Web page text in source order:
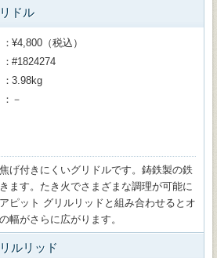
ドル
¥4,800（税込）
#1824274
3.98kg
－
げ付きにくいグリドルです。鋳鉄製の鉄
ます。たき火でさまざまな調理が可能に
ピット グリルリッドと組み合わせるとオ
幅がさらに広がります。
ルリッド